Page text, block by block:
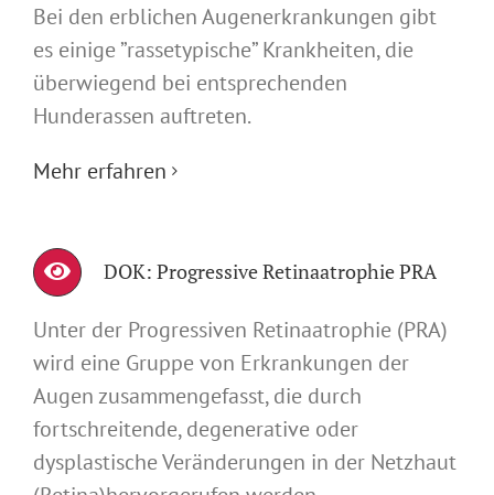
Bei den erblichen Augenerkrankungen gibt
es einige ”rassetypische” Krankheiten, die
überwiegend bei entsprechenden
Hunderassen auftreten.
Mehr erfahren
DOK: Progressive Retinaatrophie PRA
Unter der Progressiven Retinaatrophie (PRA)
wird eine Gruppe von Erkrankungen der
Augen zusammengefasst, die durch
fortschreitende, degenerative oder
dysplastische Veränderungen in der Netzhaut